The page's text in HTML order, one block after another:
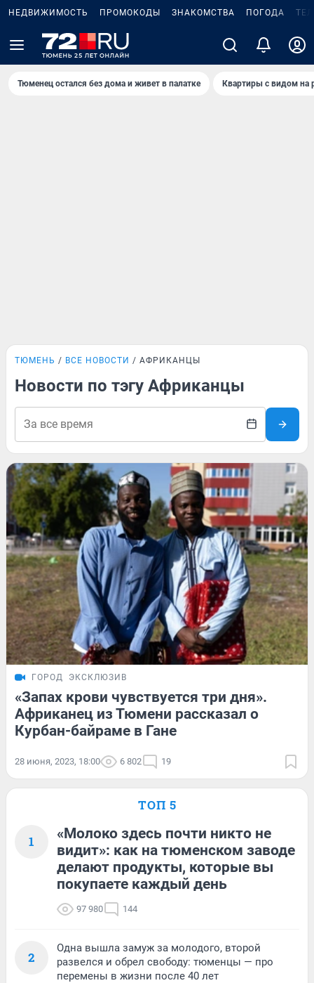
НЕДВИЖИМОСТЬ ПРОМОКОДЫ ЗНАКОМСТВА ПОГОДА
Тюменец остался без дома и живет в палатке Квартиры с видом на
ТЮМЕНЬ ВСЕ НОВОСТИ АФРИКАНЦЫ
Новости по тэгу Африканцы
ГОРОД ЭКСКЛЮЗИВ
«Запах крови чувствуется три дня».
Африканец из Тюмени рассказал о
Курбан-байраме в Гане
28 июня, 2023, 18:00 6 802 19
ТОП 5
1
«Молоко здесь почти никто не
видит»: как на тюменском заводе
делают продукты, которые вы
покупаете каждый день
97 980 144
2
Одна вышла замуж за молодого, второй
развелся и обрел свободу: тюменцы — про
перемены в жизни после 40 лет